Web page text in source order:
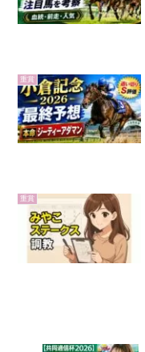
重賞
重賞